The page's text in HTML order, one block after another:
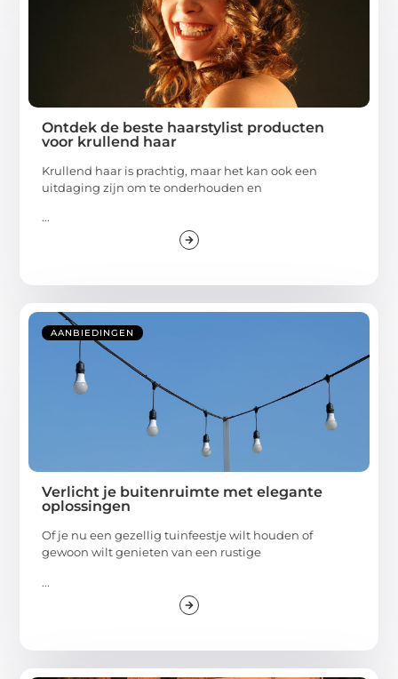
Ontdek de beste haarstylist producten
voor krullend haar
Krullend haar is prachtig, maar het kan ook een
uitdaging zijn om te onderhouden en
...
AANBIEDINGEN
Verlicht je buitenruimte met elegante
oplossingen
Of je nu een gezellig tuinfeestje wilt houden of
gewoon wilt genieten van een rustige
...